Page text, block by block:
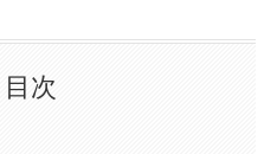
目次